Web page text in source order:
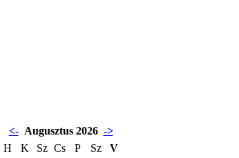
<- Augusztus 2026 ->
H
K Sz Cs P Sz
V